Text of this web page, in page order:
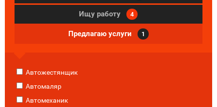
Ищу работу 4
Предлагаю услуги 1
Автожестянщик
Автомаляр
Автомеханик